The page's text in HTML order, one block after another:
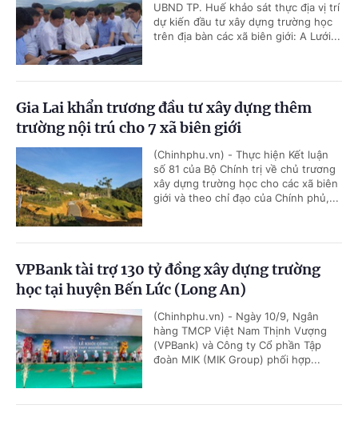
UBND TP. Huế khảo sát thực địa vị trí
dự kiến đầu tư xây dựng trường học
trên địa bàn các xã biên giới: A Lưới...
Gia Lai khẩn trương đầu tư xây dựng thêm
trường nội trú cho 7 xã biên giới
(Chinhphu.vn) - Thực hiện Kết luận
số 81 của Bộ Chính trị về chủ trương
xây dựng trường học cho các xã biên
giới và theo chỉ đạo của Chính phủ,...
VPBank tài trợ 130 tỷ đồng xây dựng trường
học tại huyện Bến Lức (Long An)
(Chinhphu.vn) - Ngày 10/9, Ngân
hàng TMCP Việt Nam Thịnh Vượng
(VPBank) và Công ty Cổ phần Tập
đoàn MIK (MIK Group) phối hợp...